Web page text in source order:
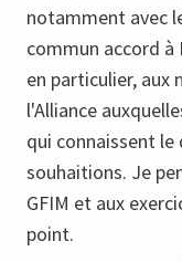
notamment avec
commun accord à
en particulier, aux
l'Alliance
qui connaissent
souhaitions. Je
GFIM et aux
point.